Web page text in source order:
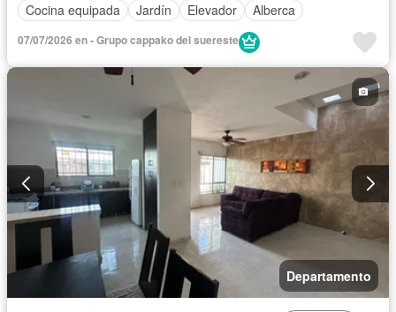
Cocina equipada
Jardín Elevador Alberca
07/07/2026 en - Grupo cappako del suereste
Departamento